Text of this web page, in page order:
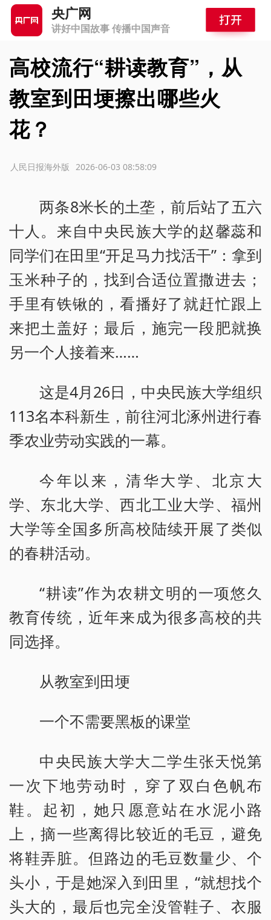
央广网
讲好中国故事 传播中国声音
高校流行“耕读教育”，从
教室到田埂擦出哪些火
花？
2026-06-03 08:58:09
人民日报海外版
两条8米长的土垄，前后站了五六
十人。来自中央民族大学的赵馨蕊和
同学们在田里“开足马力找活干”：拿到
玉米种子的，找到合适位置撒进去；
手里有铁锹的，看播好了就赶忙跟上
来把土盖好；最后，施完一段肥就换
另一个人接着来……
这是4月26日，中央民族大学组织
113名本科新生，前往河北涿州进行春
季农业劳动实践的一幕。
今年以来，清华大学、北京大
学、东北大学、西北工业大学、福州
大学等全国多所高校陆续开展了类似
的春耕活动。
“耕读”作为农耕文明的一项悠久
教育传统，近年来成为很多高校的共
同选择。
从教室到田埂
一个不需要黑板的课堂
中央民族大学大二学生张天悦第
一次下地劳动时，穿了双白色帆布
鞋。起初，她只愿意站在水泥小路
上，摘一些离得比较近的毛豆，避免
将鞋弄脏。但路边的毛豆数量少、个
头小，于是她深入到田里，“就想找个
头大的，最后也完全没管鞋子、衣服